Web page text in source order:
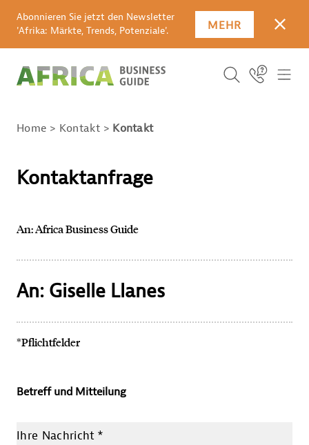
Abonnieren Sie jetzt den Newsletter
'Afrika: Märkte, Trends, Potenziale'.
MEHR
ICON
Suchbegriff
SUCHEN
Icon Link
Home Kontakt Kontakt
Kontaktanfrage
An: Africa Business Guide
An: Giselle Llanes
*Pflichtfelder
Betreff und Mitteilung
Ihre Nachricht *